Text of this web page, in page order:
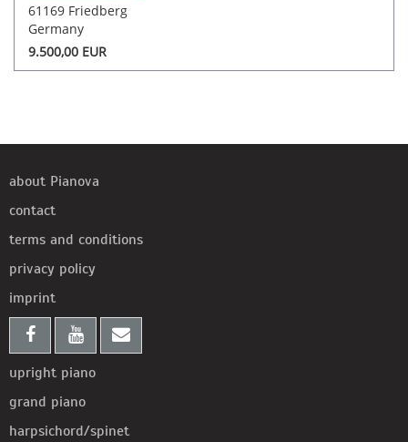
61169 Friedberg
Germany
9.500,00 EUR
about Pianova
contact
terms and conditions
privacy policy
imprint
upright piano
grand piano
harpsichord/spinet